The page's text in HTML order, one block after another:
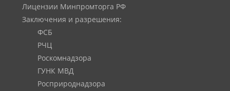
Лицензии Минпромторга РФ
Заключения и разрешения:
ФСБ
РЧЦ
Роскомнадзора
ГУНК МВД
Росприроднадзора